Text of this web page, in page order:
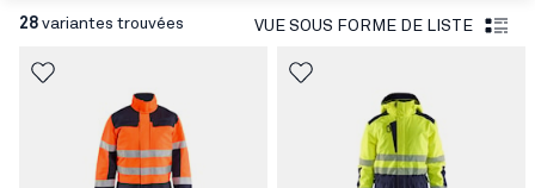
28 variantes trouvées VUE SOUS FORME DE LISTE